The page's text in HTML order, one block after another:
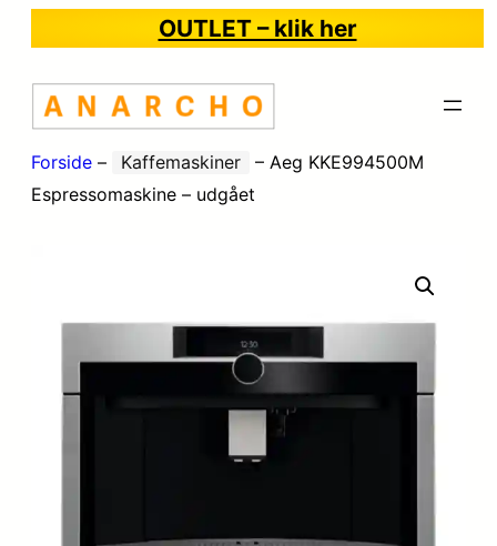
OUTLET – klik her
Forside – Kaffemaskiner – Aeg KKE994500M
Espressomaskine – udgået